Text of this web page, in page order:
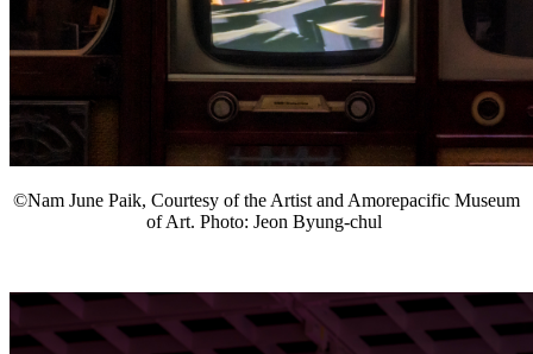
©Nam June Paik, Courtesy of the Artist and Amorepacific Museum
of Art. Photo: Jeon Byung-chul